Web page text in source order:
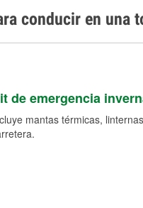
conducir en una
de emergencia
mantas térmicas,